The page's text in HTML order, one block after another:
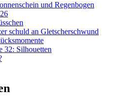
und Regenbogen
schuld an Gletscherschwund
32: Silhouetten